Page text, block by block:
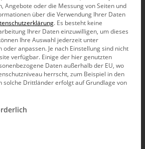
An der Brücke davor. Da gab es
Ein echtes Gantt-Diagramm. Mit
In Bronze gegossen. Eine
Angebote oder die Messung von Seiten und
über die Verwendung Ihrer Daten
. Es besteht keine
Ihrer Daten einzuwilligen, um dieses
Ihre Auswahl jederzeit unter
oder anpassen. Je nach Einstellung sind nicht
verfügbar. Einige der hier genutzten
Daten außerhalb der EU, wo
herrscht, zum Beispiel in den
solche Drittländer erfolgt auf Grundlage von
Service-Gruppen, für die eine